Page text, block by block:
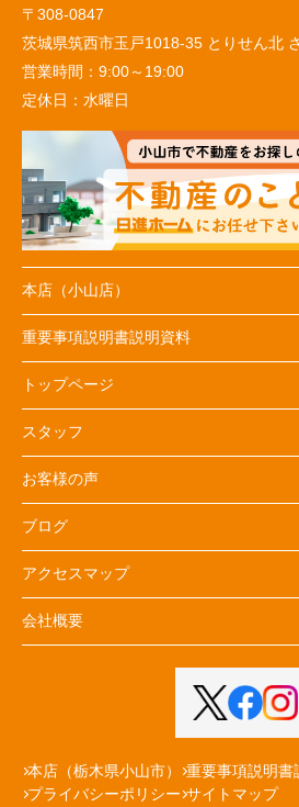
〒308-0847
茨城県筑西市玉戸1018-35 とりせん北
営業時間： 9:00～19:00
定休日： 水曜日
本店（小山店）
重要事項説明書説明資料
トップページ
スタッフ
お客様の声
ブログ
アクセスマップ
会社概要
本店（栃木県小山市） 重要事項説明書
プライバシーポリシー サイトマップ